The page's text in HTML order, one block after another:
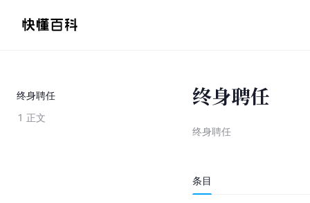
终身聘任
1 正文
终身聘任
终身聘任
条目